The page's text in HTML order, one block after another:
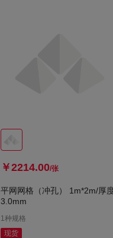
￥2214.00/张
平网网格（冲孔） 1m*2m/厚
3.0mm
1种规格
现货